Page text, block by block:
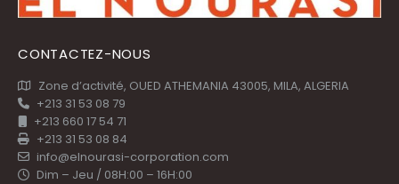
CONTACTEZ-NOUS
Zone d’activité, OUED ATHEMANIA 43005, MILA, ALGERIA
+213 31 53 08 79
+213 660 17 54 71
+213 31 53 08 84
info@elnourasi-corporation.com
Dim – Jeu / 08H:00 – 16H:00